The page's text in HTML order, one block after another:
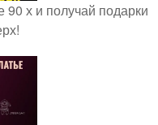
90 х и получай подарки